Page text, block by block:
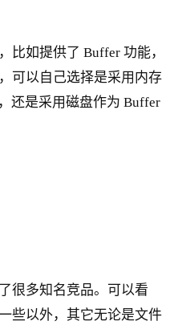
比如提供了 Buffer 功能，
可以自己选择是采用内存
还是采用磁盘作为 Buffer
很多知名竞品。可以看
些以外，其它无论是文件